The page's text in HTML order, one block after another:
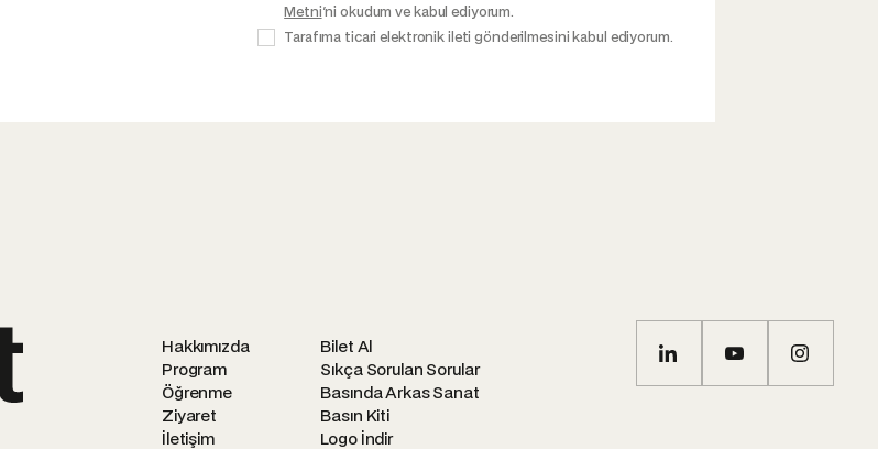
Metni'ni okudum ve kabul ediyorum.
Tarafıma ticari elektronik ileti gönderilmesini kabul ediyorum.
Hakkımızda
Program
Öğrenme
Ziyaret
İletişim
Bilet Al
Sıkça Sorulan Sorular
Basında Arkas Sanat
Basın Kiti
Logo İndir